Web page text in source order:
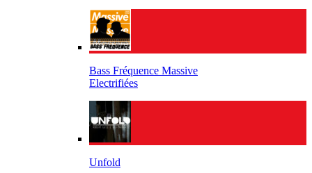
Bass Fréquence Massive
Electrifiées
Unfold